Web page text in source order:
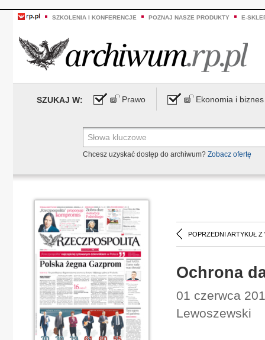
SZKOLENIA I KONFERENCJE POZNAJ NASZE PRODUKTY E-
SZUKAJ W: Prawo Ekonomia i biznes
Chcesz uzyskać dostęp do archiwum? Zobacz ofertę
POPRZEDNI ARTYKUŁ Z
Ochrona
01 czerwca
Lewoszewski